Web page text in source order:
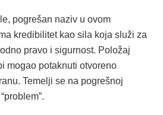
pogrešan naziv u ovom
kredibilitet kao sila koja služi za
pravo i sigurnost. Položaj
mogao potaknuti otvoreno
Temelji se na pogrešnoj